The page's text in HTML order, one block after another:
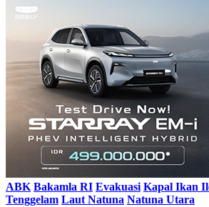
ABK Bakamla RI Evakuasi Kapal Ikan
Tenggelam Laut Natuna Natuna Utara